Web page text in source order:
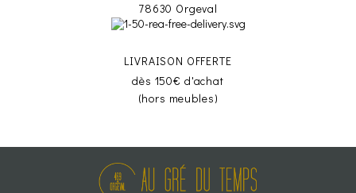
78630 Orgeval
LIVRAISON OFFERTE
dès 150€ d'achat
(hors meubles)